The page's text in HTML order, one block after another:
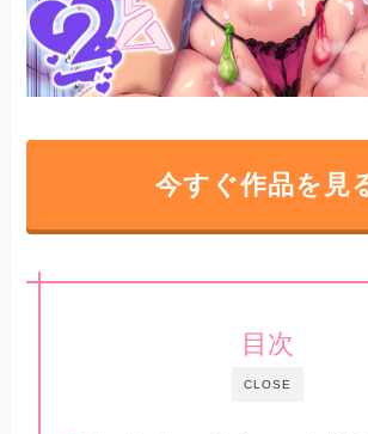
今すぐ作品を見
CLOSE
目次